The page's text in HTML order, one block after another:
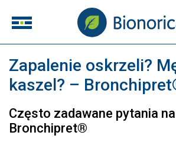
Zapalenie oskrzeli?
kaszel? –
Często zadawane pytania
Bronchipret®